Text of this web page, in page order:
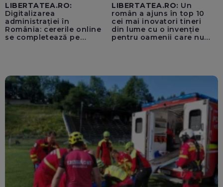
LIBERTATEA.RO:
Digitalizarea
administrației în
România: cererile online
se completează pe
LIBERTATEA.RO: Un
român a ajuns în top 10
cei mai inovatori tineri
din lume cu o invenție
pentru oamenii care nu